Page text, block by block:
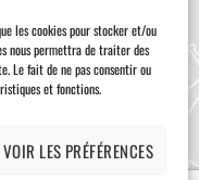
les cookies pour stocker et/ou
nous permettra de traiter des
Le fait de ne pas consentir ou
et fonctions.
VOIR LES PRÉFÉRENCES
MasterCard
Delivery